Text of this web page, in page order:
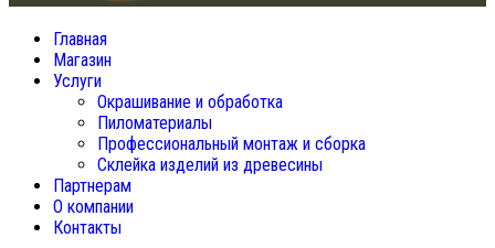
Главная
Магазин
Услуги
Окрашивание и обработка
Пиломатериалы
Профессиональный монтаж и сборка
Склейка изделий из древесины
Партнерам
О компании
Контакты